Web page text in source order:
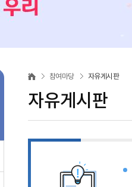
게
시
참여마당 자유게시판
자유게시판